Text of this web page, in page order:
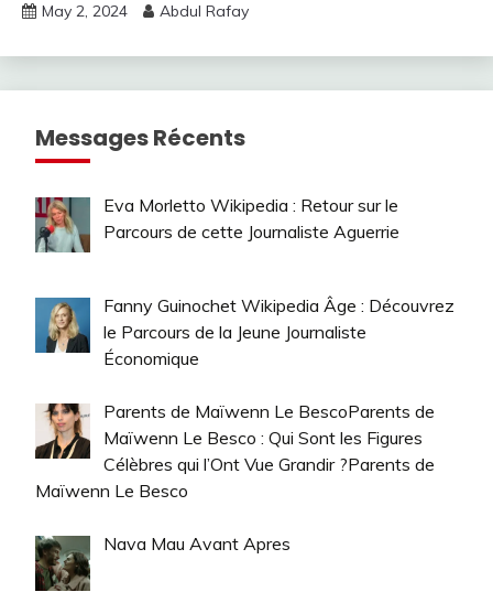
May 2, 2024 Abdul Rafay
Messages Récents
Eva Morletto Wikipedia : Retour sur le
Parcours de cette Journaliste Aguerrie
Fanny Guinochet Wikipedia Âge : Découvrez
le Parcours de la Jeune Journaliste
Économique
Parents de Maïwenn Le BescoParents de
Maïwenn Le Besco : Qui Sont les Figures
Célèbres qui l’Ont Vue Grandir ?Parents de
Maïwenn Le Besco
Nava Mau Avant Apres